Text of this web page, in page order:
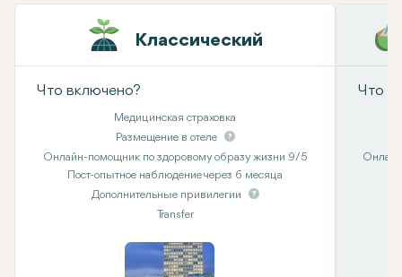
Классический
Что включено?
Медицинская страховка
Размещение в отеле
Онлайн-помощник по здоровому образу жизни 9/5
Пост-опытное наблюдение через 6 месяца
Дополнительные привилегии
Transfer
Что